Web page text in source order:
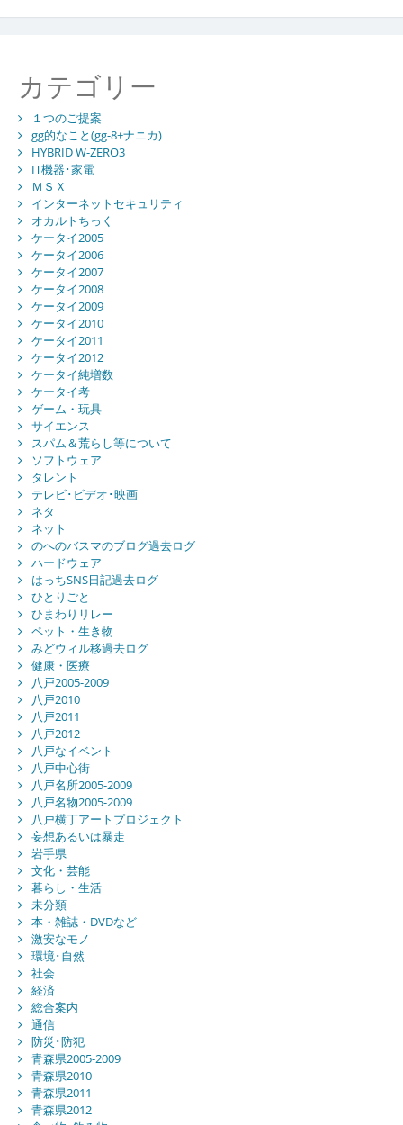
カテゴリー
１つのご提案
gg的なこと(gg-8+ナニカ)
HYBRID W-ZERO3
IT機器･家電
ＭＳＸ
インターネットセキュリティ
オカルトちっく
ケータイ2005
ケータイ2006
ケータイ2007
ケータイ2008
ケータイ2009
ケータイ2010
ケータイ2011
ケータイ2012
ケータイ純増数
ケータイ考
ゲーム・玩具
サイエンス
スパム＆荒らし等について
ソフトウェア
タレント
テレビ･ビデオ･映画
ネタ
ネット
のへのバスマのブログ過去ログ
ハードウェア
はっちSNS日記過去ログ
ひとりごと
ひまわりリレー
ペット・生き物
みどウィル移過去ログ
健康・医療
八戸2005-2009
八戸2010
八戸2011
八戸2012
八戸なイベント
八戸中心街
八戸名所2005-2009
八戸名物2005-2009
八戸横丁アートプロジェクト
妄想あるいは暴走
岩手県
文化・芸能
暮らし・生活
未分類
本・雑誌・DVDなど
激安なモノ
環境･自然
社会
経済
総合案内
通信
防災･防犯
青森県2005-2009
青森県2010
青森県2011
青森県2012